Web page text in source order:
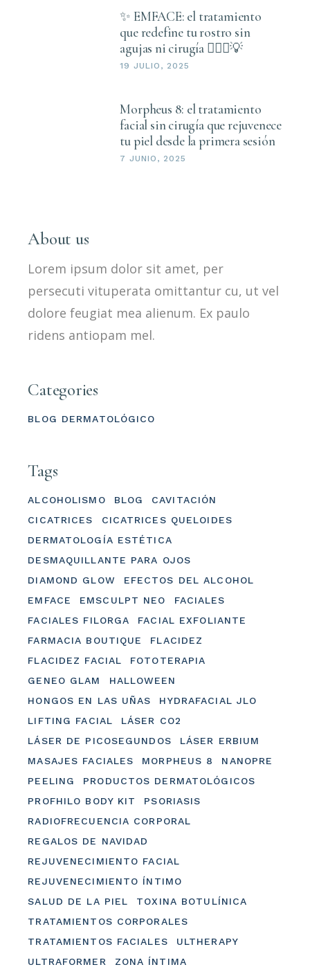
✨ EMFACE: el tratamiento
que redefine tu rostro sin
agujas ni cirugía 💆🏻‍♀️💡
19 JULIO, 2025
Morpheus 8: el tratamiento
facial sin cirugía que rejuvenece
tu piel desde la primera sesión
7 JUNIO, 2025
About us
Lorem ipsum dolor sit amet, per
persecuti vituperata omittantur cu, ut vel
dolore feugiat mea alienum. Ex paulo
ridens antiopam mel.
Categories
BLOG DERMATOLÓGICO
Tags
ALCOHOLISMO BLOG
CAVITACIÓN
CICATRICES
CICATRICES QUELOIDES
DERMATOLOGÍA ESTÉTICA
DESMAQUILLANTE PARA OJOS
DIAMOND GLOW
EFECTOS DEL ALCOHOL
EMFACE
EMSCULPT NEO
FACIALES
FACIALES FILORGA
FACIAL EXFOLIANTE
FARMACIA BOUTIQUE
FLACIDEZ
FLACIDEZ FACIAL
FOTOTERAPIA
GENEO GLAM
HALLOWEEN
HONGOS EN LAS UÑAS
HYDRAFACIAL JLO
LIFTING FACIAL
LÁSER CO2
LÁSER DE PICOSEGUNDOS
LÁSER ERBIUM
MASAJES FACIALES
MORPHEUS 8
NANOPRE
PEELING
PRODUCTOS DERMATOLÓGICOS
PROFHILO BODY KIT
PSORIASIS
RADIOFRECUENCIA CORPORAL
REGALOS DE NAVIDAD
REJUVENECIMIENTO FACIAL
REJUVENECIMIENTO ÍNTIMO
SALUD DE LA PIEL
TOXINA BOTULÍNICA
TRATAMIENTOS CORPORALES
TRATAMIENTOS FACIALES
ULTHERAPY
ULTRAFORMER
ZONA ÍNTIMA